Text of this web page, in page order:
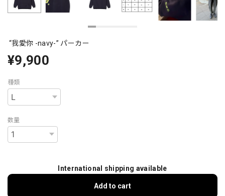
“我愛你 -navy-” パーカー
¥9,900
種類
数量
International shipping available
Add to cart